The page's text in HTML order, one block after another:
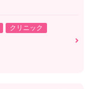
クリニック